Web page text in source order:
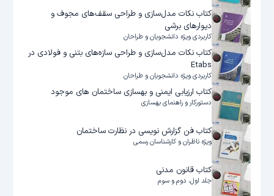
کتاب نکات مدل‌سازی و طراحی سقف‌های مجوف و
دیوارهای برشی
کاربردی ویژه دانشجویان و طراحان
کتاب نکات مدل‌سازی و طراحی سازه‌های بتنی و فولادی در
Etabs
کاربردی ویژه دانشجویان و طراحان
کتاب ارزیابی ایمنی و بهسازی ساختمان های موجود
دستورکار و راهنمای بهسازی
کتاب فن گزارش نویسی در نظارت ساختمان
ویژه ناظران و کارشناسان رسمی
کتاب قانون مدنی
جلد اول، دوم و سوم